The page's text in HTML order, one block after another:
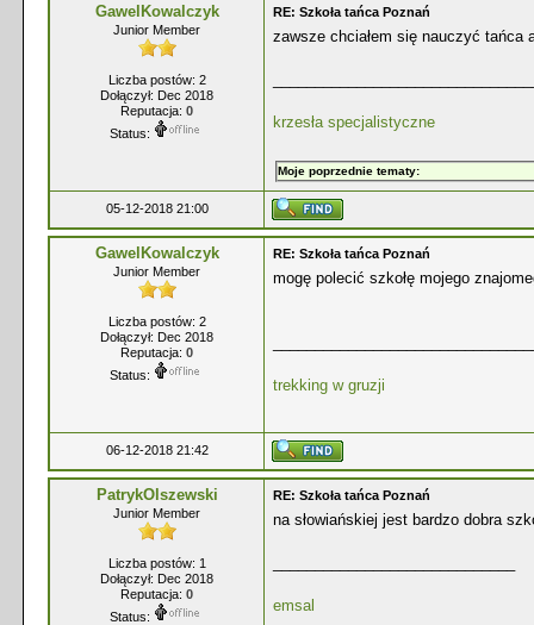
GawelKowalczyk
Junior Member
Liczba postów: 2
Dołączył: Dec 2018
Reputacja: 0
Status:
RE: Szkoła tańca Poznań
zawsze chciałem się nauczyć tańca
krzesła specjalistyczne
Moje poprzednie tematy:
05-12-2018 21:00
GawelKowalczyk
Junior Member
Liczba postów: 2
Dołączył: Dec 2018
Reputacja: 0
Status:
RE: Szkoła tańca Poznań
mogę polecić szkołę mojego
trekking w gruzji
06-12-2018 21:42
PatrykOlszewski
Junior Member
Liczba postów: 1
Dołączył: Dec 2018
Reputacja: 0
Status:
RE: Szkoła tańca Poznań
na słowiańskiej jest bardzo dobra
emsal